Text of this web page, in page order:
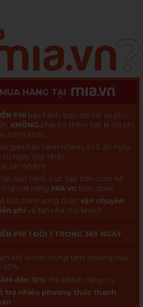
MUA HÀNG TẠI
PHÍ bảo hành trọn đời tất cả phụ
KHÔNG phải trả thêm bất kì chi phí
hành khác.
gian bảo hành nhanh, từ 5-20 ngày
từ ngày tiếp nhận
sản phẩm)
bảo hành trực tiếp trên toàn hệ
cửa hàng MIA.vn toàn quốc
bảo hành xong được vận chuyển
phí về tận nhà cho khách
PHÍ 1 ĐỔI 1 TRONG 365 NGÀY
kết rẻ hơn trung tâm thương mại
30%
đến 10% cho khách hàng cũ
trợ nhiều phương thức thanh